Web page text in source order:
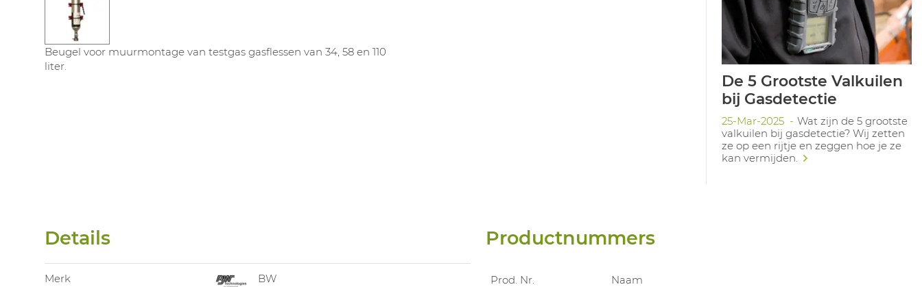
Beugel voor muurmontage van testgas gasflessen van 34, 58 en 110
liter.
De 5 Grootste Valkuilen
bij Gasdetectie
25-Mar-2025
Wat zijn de 5 grootste
valkuilen bij gasdetectie? Wij zetten
ze op een rijtje en zeggen hoe je ze
kan vermijden.
Details
Merk BW
Productnummers
Prod. Nr. Naam